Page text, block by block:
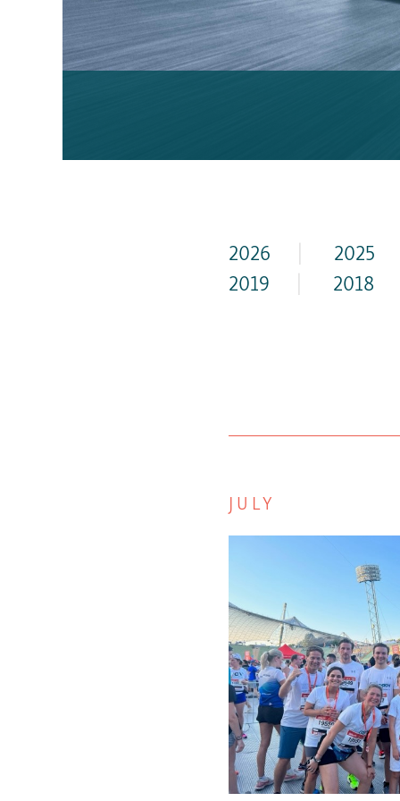
2026 2025
2019
2018
JULY